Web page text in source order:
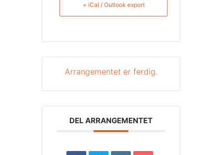
+ iCal / Outlook export
Arrangementet er ferdig.
DEL ARRANGEMENTET